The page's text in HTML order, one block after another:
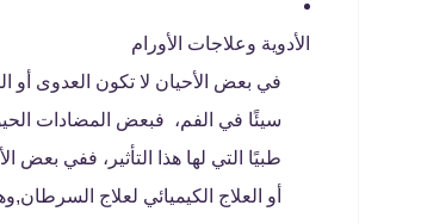
الأدوية وعلاجات الأورام
في بعض الأحيان لا تكون العدوى أو
سيئًا في الفم، فبعض المضادات
طبيًا التي لها هذا التأثير، ففي بعض
أو العلاج الكيميائي لعلاج